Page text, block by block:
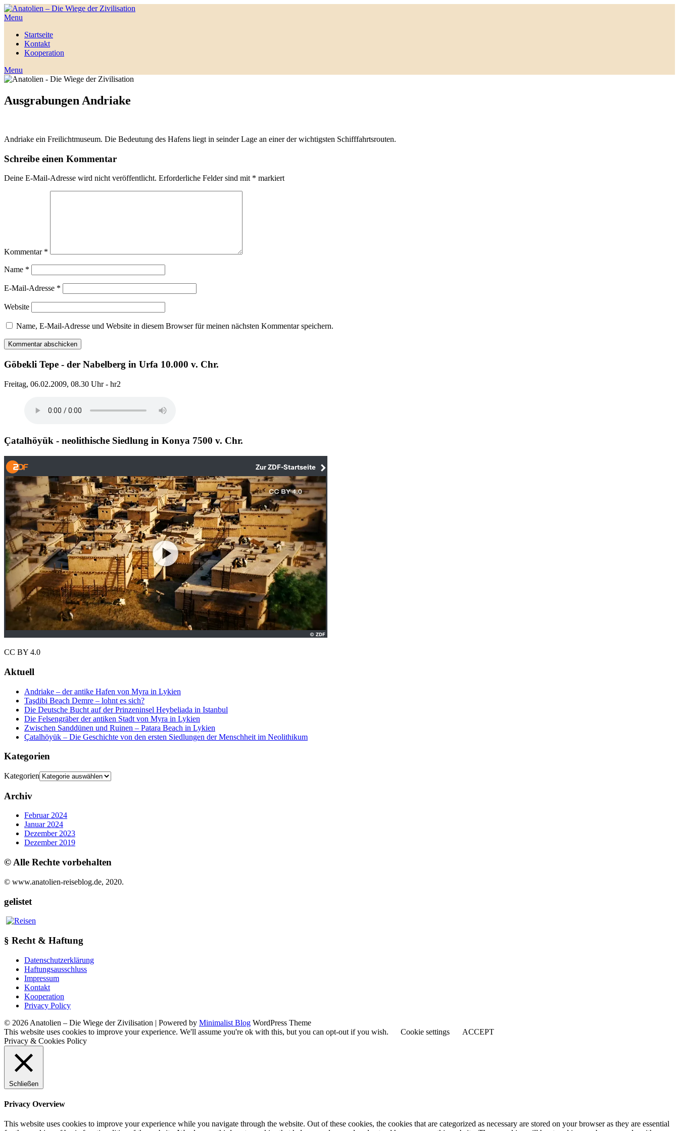
Menu
Startseite
Kontakt
Kooperation
Menu
Ausgrabungen Andriake
Andriake ein Freilichtmuseum. Die Bedeutung des Hafens liegt in seinder Lage an einer der wichtigsten Schifffahrtsrouten.
Schreibe einen Kommentar
Deine E-Mail-Adresse wird nicht veröffentlicht. Erforderliche Felder sind mit * markiert
Kommentar *
Name *
E-Mail-Adresse *
Website
Name, E-Mail-Adresse und Website in diesem Browser für meinen nächsten Kommentar speichern.
Göbekli Tepe - der Nabelberg in Urfa 10.000 v. Chr.
Freitag, 06.02.2009, 08.30 Uhr - hr2
Çatalhöyük - neolithische Siedlung in Konya 7500 v. Chr.
CC BY 4.0
Aktuell
Andriake – der antike Hafen von Myra in Lykien
Taşdibi Beach Demre – lohnt es sich?
Die Deutsche Bucht auf der Prinzeninsel Heybeliada in Istanbul
Die Felsengräber der antiken Stadt von Myra in Lykien
Zwischen Sanddünen und Ruinen – Patara Beach in Lykien
Çatalhöyük – Die Geschichte von den ersten Siedlungen der Menschheit im Neolithikum
Kategorien
Kategorien
Archiv
Februar 2024
Januar 2024
Dezember 2023
Dezember 2019
© Alle Rechte vorbehalten
© www.anatolien-reiseblog.de, 2020.
gelistet
§ Recht & Haftung
Datenschutzerklärung
Haftungsausschluss
Impressum
Kontakt
Kooperation
Privacy Policy
© 2026 Anatolien – Die Wiege der Zivilisation | Powered by Minimalist Blog WordPress Theme
This website uses cookies to improve your experience. We'll assume you're ok with this, but you can opt-out if you wish.
Cookie settings
ACCEPT
Privacy & Cookies Policy
Schließen
Privacy Overview
This website uses cookies to improve your experience while you navigate through the website. Out of these cookies, the cookies that are categorized as necessary are stored on your browser as they are essential